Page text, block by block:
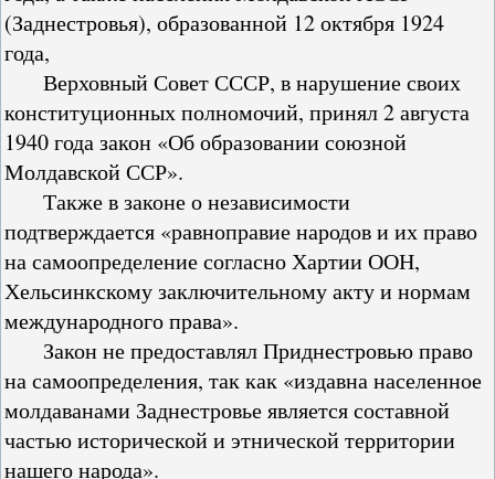
(Заднестровья), образованной 12 октября 1924
года,
Верховный Совет СССР, в нарушение своих
конституционных полномочий, принял 2 августа
1940 года закон «Об образовании союзной
Молдавской ССР».
Также в законе о независимости
подтверждается «равноправие народов и их право
на самоопределение согласно Хартии ООН,
Хельсинкскому заключительному акту и нормам
международного права».
Закон не предоставлял Приднестровью право
на самоопределения, так как «издавна населенное
молдаванами Заднестровье является составной
частью исторической и этнической территории
нашего народа».